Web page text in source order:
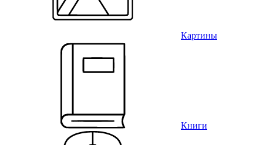
Картины
Книги